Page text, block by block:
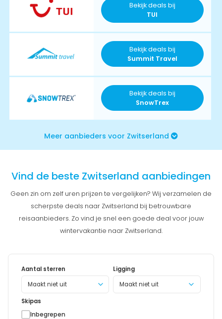
Bekijk deals bij
TUI
Bekijk deals bij
Summit Travel
Bekijk deals bij
SnowTrex
Meer aanbieders voor Zwitserland
Vind de beste Zwitserland aanbiedingen
Geen zin om zelf uren prijzen te vergelijken? Wij verzamelen de
scherpste deals naar Zwitserland bij betrouwbare
reisaanbieders. Zo vind je snel een goede deal voor jouw
wintervakantie naar Zwitserland.
Aantal sterren
Ligging
Maakt niet uit
Skipas
Inbegrepen